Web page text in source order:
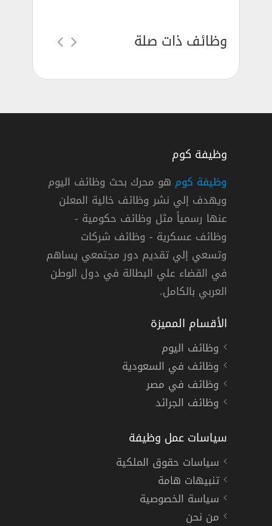
وظائف ذات صلة
بمجالات إدارية وقانونية للجامعيين
دوام كامل
وظيفة كوم
وظيفة كوم هو محرك بحث وظائف اليوم
ويهدف إلي نشر وظائف خالية المعلن
عنها رسمياً مثل وظائف حكومية -
وظائف عسكرية - وظائف شركات
وتسعي إلي تقديم دور مجتمعي يساهم
في القضاء علي البطالة في دول الوطن
العربي بالكامل.
الأقسام المميزة
وظائف اليوم
وظائف في السعودية
وظائف في مصر
وظائف الجرائد
سياسات عمل وظيفة
سياسات حقوق الملكية
تنبيهات هامة
سياسة الخصوصية
من نحن